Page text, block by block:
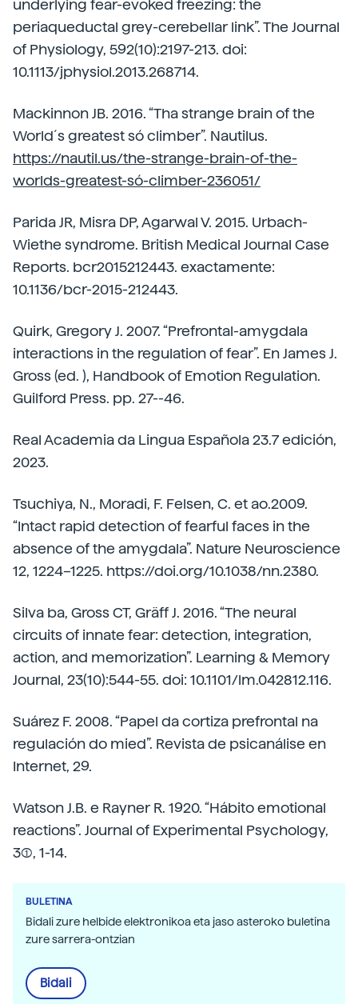
underlying fear-evoked freezing: the
periaqueductal grey-cerebellar link”. The Journal
of Physiology, 592(10):2197-213. doi:
10.1113/jphysiol.2013.268714.
Mackinnon JB. 2016. “Tha strange brain of the
World´s greatest só climber”. Nautilus.
https://nautil.us/the-strange-brain-of-the-
worlds-greatest-só-climber-236051/
Parida JR, Misra DP, Agarwal V. 2015. Urbach-
Wiethe syndrome. British Medical Journal Case
Reports. bcr2015212443. exactamente:
10.1136/bcr-2015-212443.
Quirk, Gregory J. 2007. “Prefrontal-amygdala
interactions in the regulation of fear”. En James J.
Gross (ed. ), Handbook of Emotion Regulation.
Guilford Press. pp. 27--46.
Real Academia da Lingua Española 23.7 edición,
2023.
Tsuchiya, N., Moradi, F. Felsen, C. et ao.2009.
“Intact rapid detection of fearful faces in the
absence of the amygdala”. Nature Neuroscience
12, 1224–1225. https://doi.org/10.1038/nn.2380.
Silva ba, Gross CT, Gräff J. 2016. “The neural
circuits of innate fear: detection, integration,
action, and memorization”. Learning & Memory
Journal, 23(10):544-55. doi: 10.1101/lm.042812.116.
Suárez F. 2008. “Papel da cortiza prefrontal na
regulación do mied”. Revista de psicanálise en
Internet, 29.
Watson J.B. e Rayner R. 1920. “Hábito emotional
reactions”. Journal of Experimental Psychology,
3(1), 1-14.
BULETINA
Bidali zure helbide elektronikoa eta jaso asteroko buletina
zure sarrera-ontzian
Bidali